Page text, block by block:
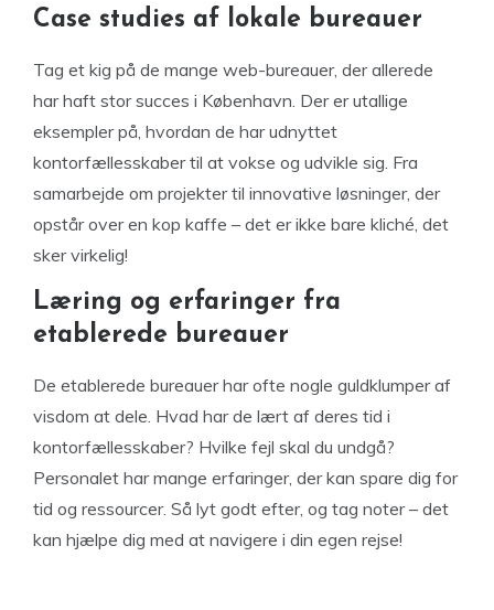
Case studies af lokale bureauer
Tag et kig på de mange web-bureauer, der allerede
har haft stor succes i København. Der er utallige
eksempler på, hvordan de har udnyttet
kontorfællesskaber til at vokse og udvikle sig. Fra
samarbejde om projekter til innovative løsninger, der
opstår over en kop kaffe – det er ikke bare kliché, det
sker virkelig!
Læring og erfaringer fra
etablerede bureauer
De etablerede bureauer har ofte nogle guldklumper af
visdom at dele. Hvad har de lært af deres tid i
kontorfællesskaber? Hvilke fejl skal du undgå?
Personalet har mange erfaringer, der kan spare dig for
tid og ressourcer. Så lyt godt efter, og tag noter – det
kan hjælpe dig med at navigere i din egen rejse!